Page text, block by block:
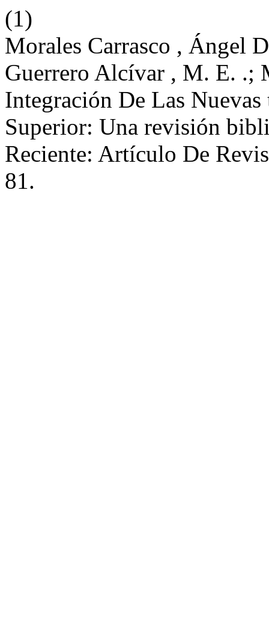
(1)
Morales Carrasco , Ángel
Guerrero Alcívar , M. E. .;
Integración De Las
Superior: Una revisión
Reciente: Artículo De
81.